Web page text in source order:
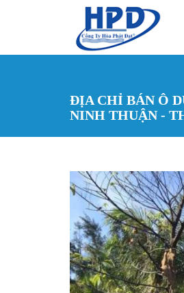
ĐỊA CHỈ BÁN Ô
NINH THUẬN -